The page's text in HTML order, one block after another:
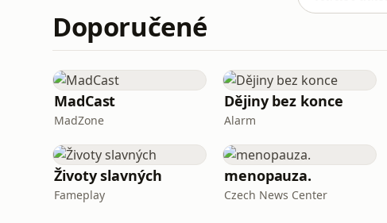
Doporučené
MadCast
MadZone
Dějiny bez konce
Alarm
Životy slavných
Fameplay
menopauza.
Czech News Center